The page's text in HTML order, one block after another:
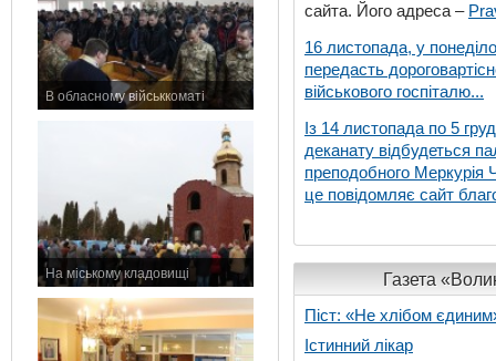
В обласному військкоматі
На міському кладовищі
сайта. Його адреса –
16 листопада, у
передасть
військового госпіталю...
Із 14 листопада по 5
деканату відбудеться
преподобного Меркурія
це повідомляє сайт
Газета
Піст: «Не хлібом
Істинний лікар